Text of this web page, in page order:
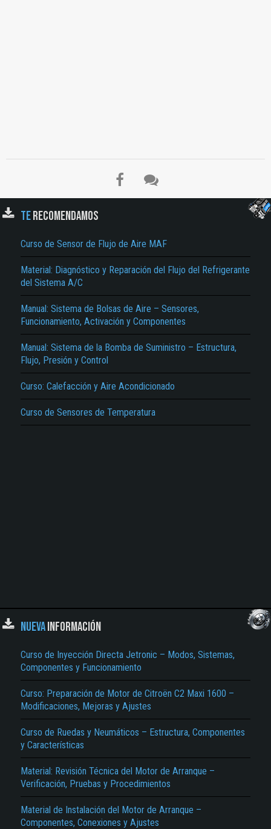
TERECOMENDAMOS
Curso de Sensor de Flujo de Aire MAF
Material: Diagnóstico y Reparación del Flujo del Refrigerante
del Sistema A/C
Manual: Sistema de Bolsas de Aire – Sensores,
Funcionamiento, Activación y Componentes
Manual: Sistema de la Bomba de Suministro – Estructura,
Flujo, Presión y Control
Curso: Calefacción y Aire Acondicionado
Curso de Sensores de Temperatura
NUEVAINFORMACIÓN
Curso de Inyección Directa Jetronic – Modos, Sistemas,
Componentes y Funcionamiento
Curso: Preparación de Motor de Citroën C2 Maxi 1600 –
Modificaciones, Mejoras y Ajustes
Curso de Ruedas y Neumáticos – Estructura, Componentes
y Características
Material: Revisión Técnica del Motor de Arranque –
Verificación, Pruebas y Procedimientos
Material de Instalación del Motor de Arranque –
Componentes, Conexiones y Ajustes
El Título es incorrecto según el contenido.
No carga o no se visualiza el contenido.
Reportar otro tipo de error...